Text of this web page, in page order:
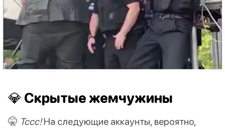
💎 Скрытые жемчужины
🤫 Тссс!На следующие аккаунты, вероятно,